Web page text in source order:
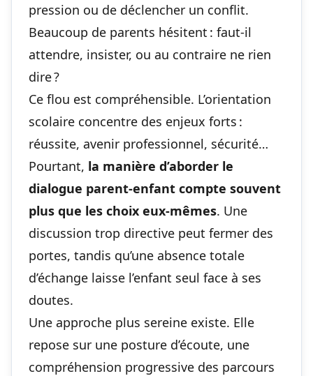
pression ou de déclencher un conflit.
Beaucoup de parents hésitent : faut-il
attendre, insister, ou au contraire ne rien
dire ?
Ce flou est compréhensible. L’orientation
scolaire concentre des enjeux forts :
réussite, avenir professionnel, sécurité…
Pourtant, la manière d’aborder le
dialogue parent-enfant compte souvent
plus que les choix eux-mêmes. Une
discussion trop directive peut fermer des
portes, tandis qu’une absence totale
d’échange laisse l’enfant seul face à ses
doutes.
Une approche plus sereine existe. Elle
repose sur une posture d’écoute, une
compréhension progressive des parcours